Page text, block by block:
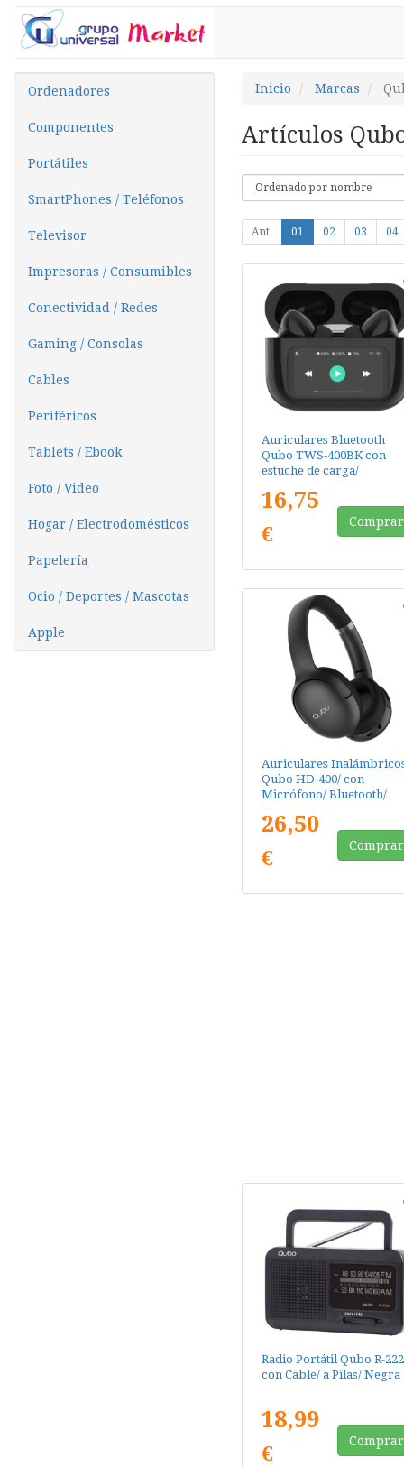
Ordenadores
Componentes
Portátiles
SmartPhones / Teléfonos
Televisor
Impresoras / Consumibles
Conectividad / Redes
Gaming / Consolas
Cables
Periféricos
Tablets / Ebook
Foto / Video
Hogar / Electrodomésticos
Papelería
Ocio / Deportes / Mascotas
Apple
Inicio Marcas
Artículos
Ant. 01 02 03 04
Auriculares Bluetooth
Qubo TWS-400BK con
estuche de carga/
16,75
€
Comprar
Auriculares
Qubo HD-400/ con
Micrófono/ Bluetooth/
26,50
€
Comprar
Radio Portátil Qubo R-
con Cable/ a Pilas/ Negra
18,99
€
Comprar